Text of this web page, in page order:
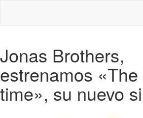
Jonas Brothers,
estrenamos
time», su nuevo